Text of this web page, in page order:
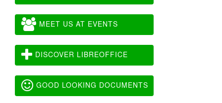
MEET US AT EVENTS
DISCOVER LIBREOFFICE
GOOD LOOKING DOCUMENTS